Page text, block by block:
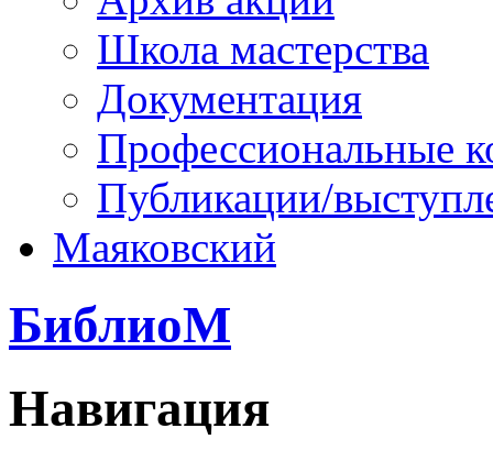
Школа мастерства
Документация
Профессиональные
Публикации/
Маяковский
БиблиоМ
Навигация